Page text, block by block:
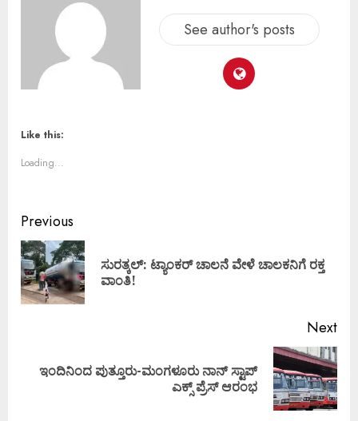
See author's posts
Like this:
Loading...
Previous
ಸುರತ್ಕಲ್: ಟ್ಯಾಂಕರ್ ಚಾಲನೆ ವೇಳೆ ಚಾಲಕನಿಗೆ ರಕ್ತ
ವಾಂತಿ!
Next
ಇಂದಿನಿಂದ ಪುತ್ತೂರು-ಮಂಗಳೂರು ನಾನ್ ಸ್ಟಾಪ್
ಎಕ್ಸ್ ಪ್ರೆಸ್ ಆರಂಭ